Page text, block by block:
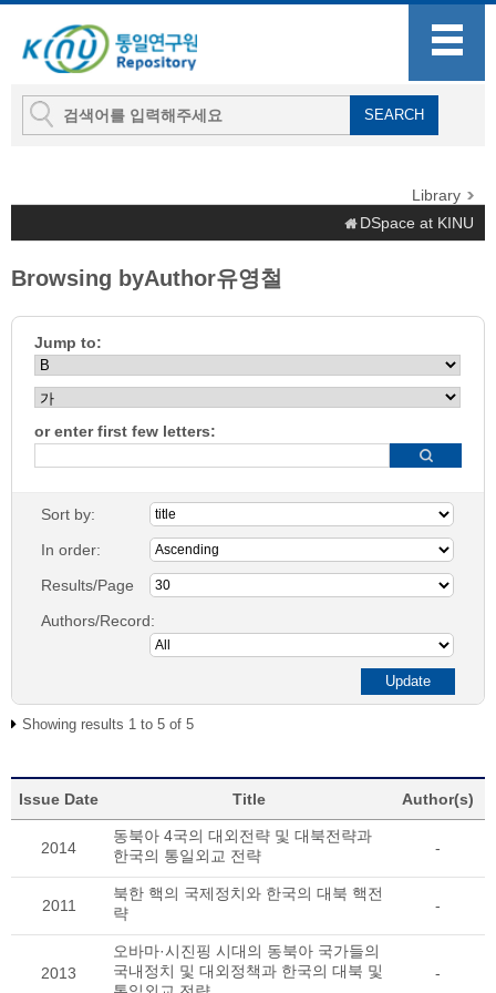
Library
DSpace at KINU
Browsing byAuthor유영철
Jump to:
or enter first few letters:
Sort by:
In order:
Results/Page
Authors/Record:
Showing results 1 to 5 of 5
Issue Date Title Author(s)
2014
동북아 4국의 대외전략 및 대북전략과
한국의 통일외교 전략
-
2011
북한 핵의 국제정치와 한국의 대북 핵전
략
-
2013
오바마·시진핑 시대의 동북아 국가들의
국내정치 및 대외정책과 한국의 대북 및
-